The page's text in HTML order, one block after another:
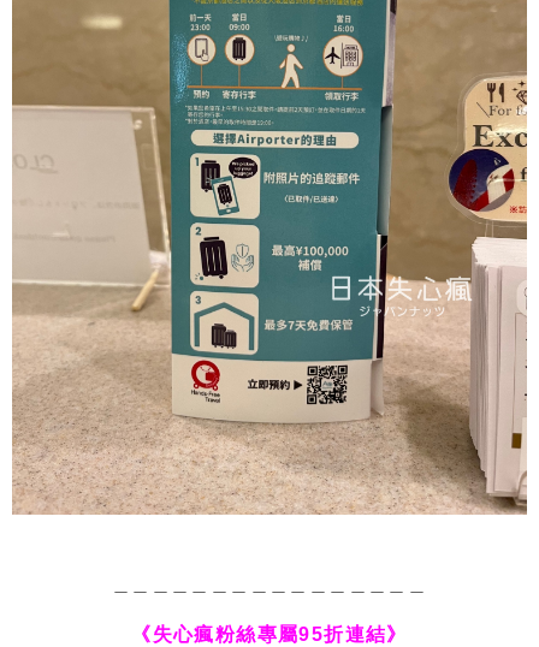
《失心瘋粉絲專屬95折連結》